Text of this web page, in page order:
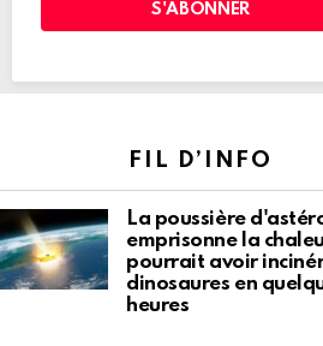
FIL D’INFO
La poussière
emprisonne la
pourrait avoir
dinosaures en
heures